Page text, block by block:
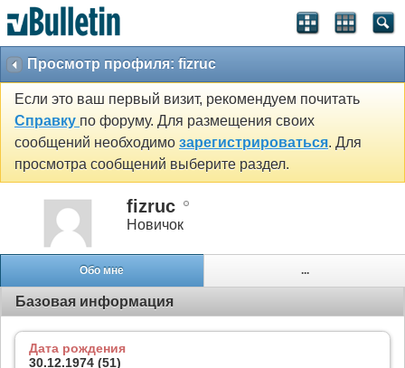
Просмотр профиля: fizruc
Если это ваш первый визит, рекомендуем почитать
Справку по форуму. Для размещения своих
сообщений необходимо зарегистрироваться. Для
просмотра сообщений выберите раздел.
fizruc
Новичок
Обо мне ...
Базовая информация
Дата рождения
30.12.1974 (51)